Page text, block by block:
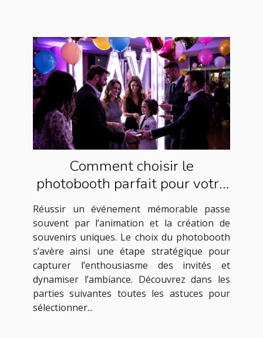
Comment choisir le
photobooth parfait pour votre
événement ?
Réussir un événement mémorable passe
souvent par l’animation et la création de
souvenirs uniques. Le choix du photobooth
s’avère ainsi une étape stratégique pour
capturer l’enthousiasme des invités et
dynamiser l’ambiance. Découvrez dans les
parties suivantes toutes les astuces pour
sélectionner...